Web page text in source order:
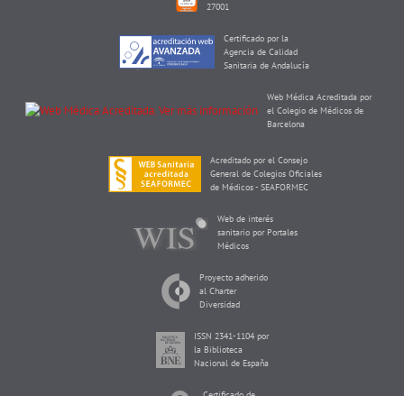
27001
Certificado por la
Agencia de Calidad
Sanitaria de Andalucía
Web Médica Acreditada por
el Colegio de Médicos de
Barcelona
Acreditado por el Consejo
General de Colegios Oficiales
de Médicos - SEAFORMEC
Web de interés
sanitario por Portales
Médicos
Proyecto adherido
al Charter
Diversidad
ISSN 2341-1104 por
la Biblioteca
Nacional de España